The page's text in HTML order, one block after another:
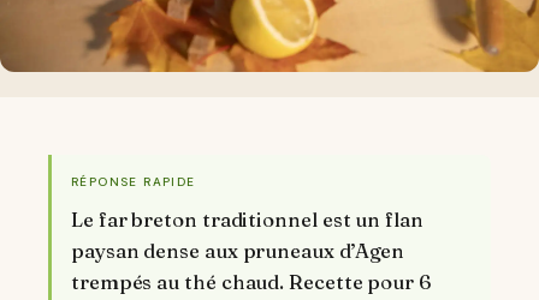
RÉPONSE RAPIDE
Le far breton traditionnel est un flan
paysan dense aux pruneaux d’Agen
trempés au thé chaud. Recette pour 6